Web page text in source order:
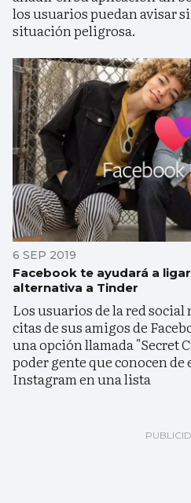
los usuarios puedan avisar
situación peligrosa.
6 SEP 2019
Facebook te ayudará a
alternativa a Tinder
Los usuarios de la red
citas de sus amigos de
una opción llamada "Secret
poder gente que conocen de
Instagram en una lista